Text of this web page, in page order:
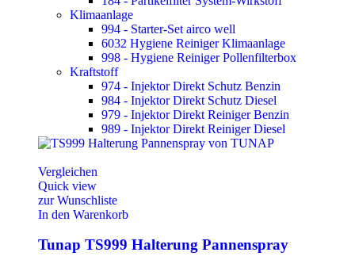
Klimaanlage
994 - Starter-Set airco well
6032 Hygiene Reiniger Klimaanlage
998 - Hygiene Reiniger Pollenfilterbox
Kraftstoff
974 - Injektor Direkt Schutz Benzin
984 - Injektor Direkt Schutz Diesel
979 - Injektor Direkt Reiniger Benzin
989 - Injektor Direkt Reiniger Diesel
Vergleichen
Quick view
zur Wunschliste
In den Warenkorb
Tunap TS999 Halterung Pannenspray